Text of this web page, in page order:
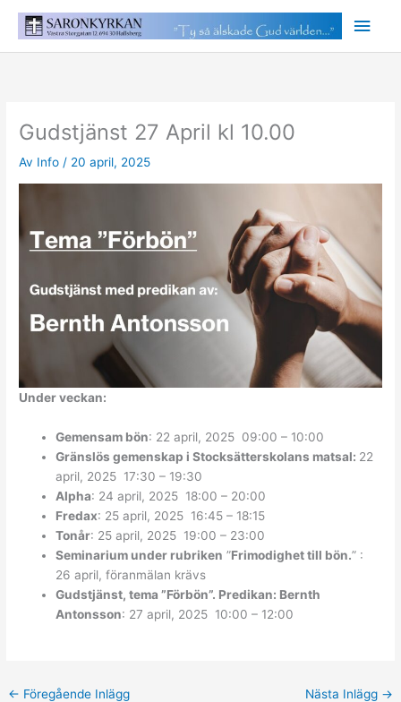
Gudstjänst 27 April kl 10.00
Av Info/ 20 april, 2025
Under veckan:
Gemensam bön: 22 april, 2025 09:00 – 10:00
Gränslös gemenskap i Stocksätterskolans matsal: 22
april, 2025 17:30 – 19:30
Alpha: 24 april, 2025 18:00 – 20:00
Fredax: 25 april, 2025 16:45 – 18:15
Tonår: 25 april, 2025 19:00 – 23:00
Seminarium under rubriken ”Frimodighet till bön.” :
26 april, föranmälan krävs
Gudstjänst, tema ”Förbön”. Predikan: Bernth
Antonsson: 27 april, 2025 10:00 – 12:00
← Föregående Inlägg Nästa Inlägg →